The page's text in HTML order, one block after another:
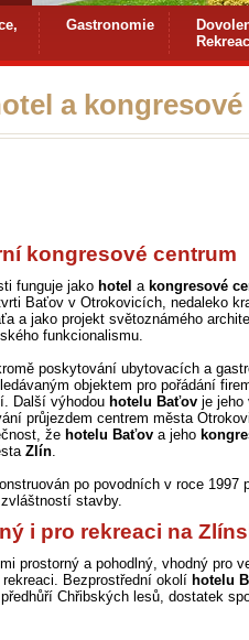
Gastronomie
a
kongresové centrum
funguje jako hotel a kongresové
Baťov v Otrokovicích, nedaleko
a jako projekt světoznámého
funkcionalismu.
poskytování ubytovacích a
objektem pro pořádání
Další výhodou hotelu Baťov je jeho
průjezdem centrem města
že hotelu Baťov a jeho
Zlín.
po povodních v roce 1997
stavby.
i pro rekreaci na
prostorný a pohodlný, vhodný pro
Bezprostřední okolí hotelu
Chřibských lesů, dostatek